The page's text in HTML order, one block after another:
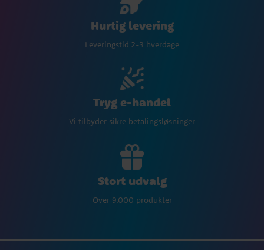
Hurtig levering
Leveringstid 2-3 hverdage
Tryg e-handel
Vi tilbyder sikre betalingsløsninger
Stort udvalg
Over 9.000 produkter